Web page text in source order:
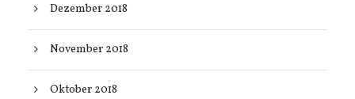
Dezember 2018
November 2018
Oktober 2018